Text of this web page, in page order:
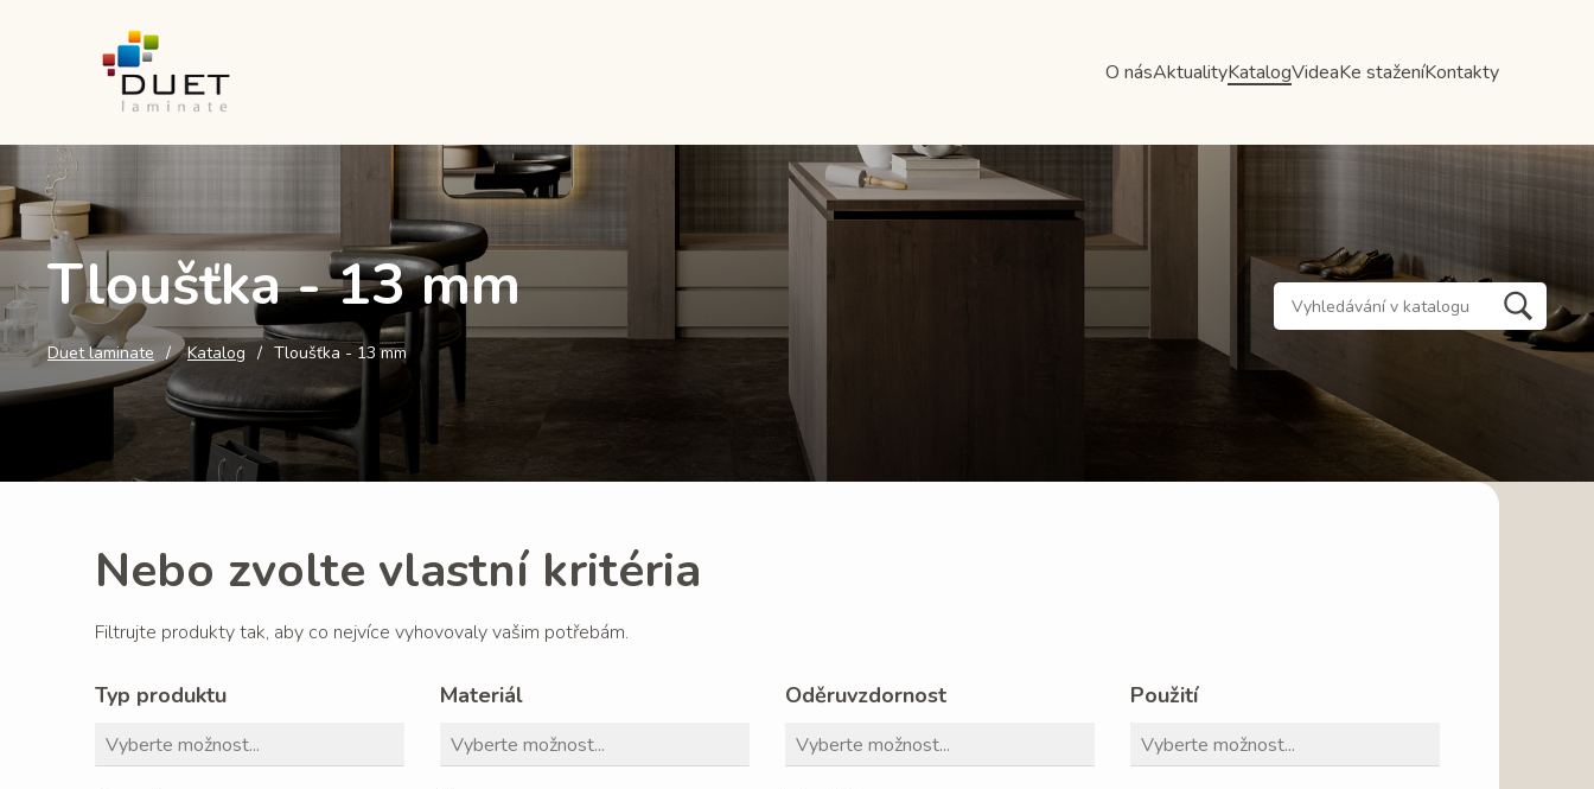
O násAktualityKatalogVideaKe staženíKontakty
Tloušťka - 13 mm
Duet laminate Katalog Tloušťka - 13 mm
Nebo zvolte vlastní kritéria
Filtrujte produkty tak, aby co nejvíce vyhovovaly vašim potřebám.
Typ produktu Materiál Oděruvzdornost Použití